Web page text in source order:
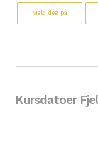
Meld deg på
Kursdatoer